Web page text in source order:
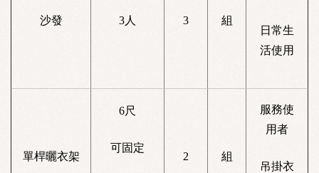
沙發 3人 3 組
日常生
活使用
單桿曬衣架
6尺
可固定
2 組
服務使
用者
吊掛衣